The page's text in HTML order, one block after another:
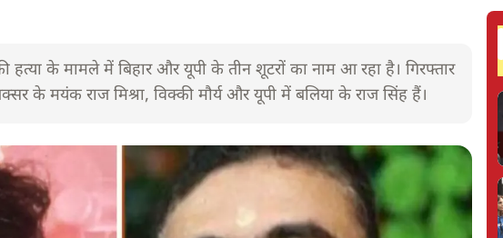
हत्या के मामले में बिहार और यूपी के तीन शूटरों का नाम आ रहा है। गिरफ्तार
के मयंक राज मिश्रा, विक्की मौर्य और यूपी में बलिया के राज सिंह हैं।